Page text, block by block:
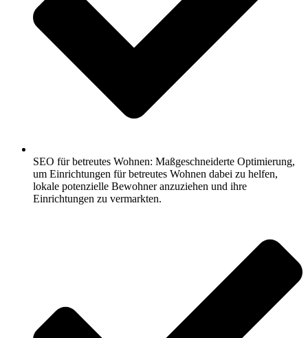
SEO für betreutes Wohnen: Maßgeschneiderte Optimierung,
um Einrichtungen für betreutes Wohnen dabei zu helfen,
lokale potenzielle Bewohner anzuziehen und ihre
Einrichtungen zu vermarkten.